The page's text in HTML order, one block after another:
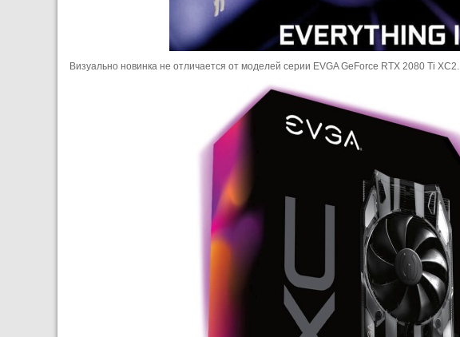
Визуально новинка не отличается от моделей серии EVGA GeForce RTX 2080 Ti XC2.